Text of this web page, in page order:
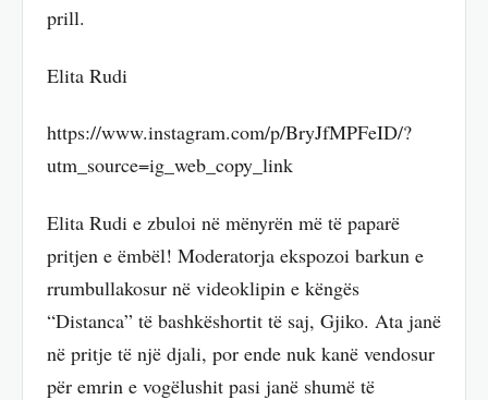
prill.
Elita Rudi
https://www.instagram.com/p/BryJfMPFeID/?
utm_source=ig_web_copy_link
Elita Rudi e zbuloi në mënyrën më të paparë
pritjen e ëmbël! Moderatorja ekspozoi barkun e
rrumbullakosur në videoklipin e këngës
“Distanca” të bashkëshortit të saj, Gjiko. Ata janë
në pritje të një djali, por ende nuk kanë vendosur
për emrin e vogëlushit pasi janë shumë të